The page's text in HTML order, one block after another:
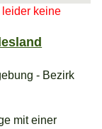
keine
- Bezirk
mit einer